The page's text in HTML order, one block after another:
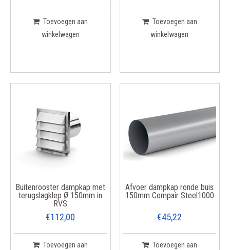
Toevoegen aan
winkelwagen
Toevoegen aan
winkelwagen
Buitenrooster dampkap met
terugslagklep Ø 150mm in
RVS
€112,00
Toevoegen aan
Afvoer dampkap ronde buis
150mm Compair Steel1000
€45,22
Toevoegen aan